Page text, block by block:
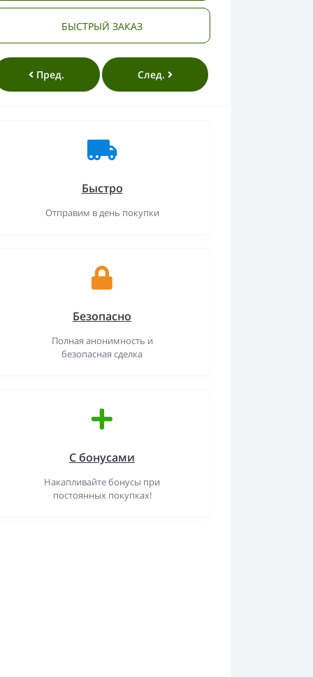
БЫСТРЫЙ ЗАКАЗ
Пред. След.
Быстро
Отправим в день покупки
Безопасно
Полная анонимность и
безопасная сделка
С бонусами
Накапливайте бонусы при
постоянных покупках!